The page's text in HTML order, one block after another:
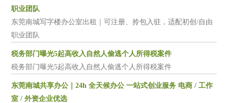
职业团队
东莞南城写字楼办公室出租｜可注册、拎包入驻，适配初创/自由
职业团队
税务部门曝光5起高收入自然人偷逃个人所得税案件
税务部门曝光5起高收入自然人偷逃个人所得税案件
东莞南城共享办公｜24h 全天候办公 一站式创业服务 电商 / 工作
室 / 外资企业优选